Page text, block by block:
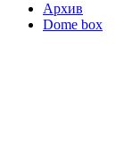
Архив
Dome box